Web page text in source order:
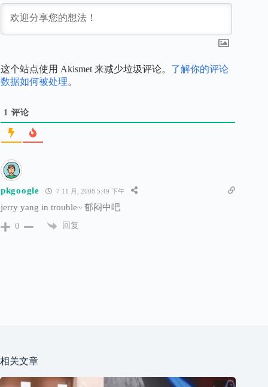
这个站点使用 Akismet 来减少垃圾评论。 了解你的评论
数据如何被处理。
1 评论
pkgoogle 7 11 月, 2008 5:49 下午
jerry yang in trouble~ 郁闷中吧
0 回复
相关文章